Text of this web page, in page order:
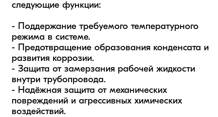
следующие функции:
- Поддержание требуемого температурного
режима в системе.
- Предотвращение образования конденсата и
развития коррозии.
- Защита от замерзания рабочей жидкости
внутри трубопровода.
- Надёжная защита от механических
повреждений и агрессивных химических
воздействий.